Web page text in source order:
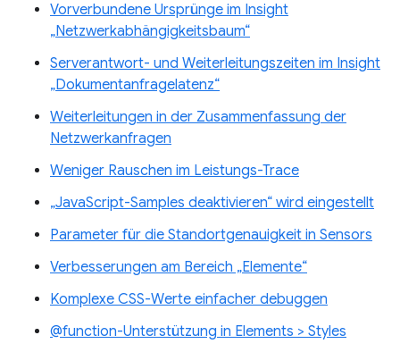
Vorverbundene Ursprünge im Insight
„Netzwerkabhängigkeitsbaum“
Serverantwort- und Weiterleitungszeiten im Insight
„Dokumentanfragelatenz“
Weiterleitungen in der Zusammenfassung der
Netzwerkanfragen
Weniger Rauschen im Leistungs-Trace
„JavaScript-Samples deaktivieren“ wird eingestellt
Parameter für die Standortgenauigkeit in Sensors
Verbesserungen am Bereich „Elemente“
Komplexe CSS-Werte einfacher debuggen
@function-Unterstützung in Elements > Styles